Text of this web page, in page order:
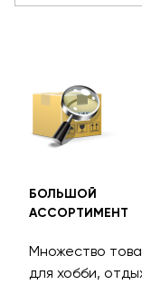
БОЛЬШОЙ
АССОРТИМЕНТ
Множество
для хобби,